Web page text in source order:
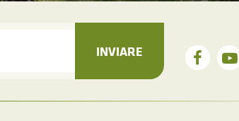
INVIARE